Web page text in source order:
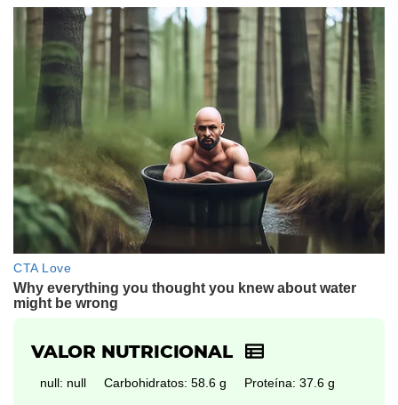
VALOR NUTRICIONAL
null: null Carbohidratos: 58.6 g
Proteína: 37.6 g